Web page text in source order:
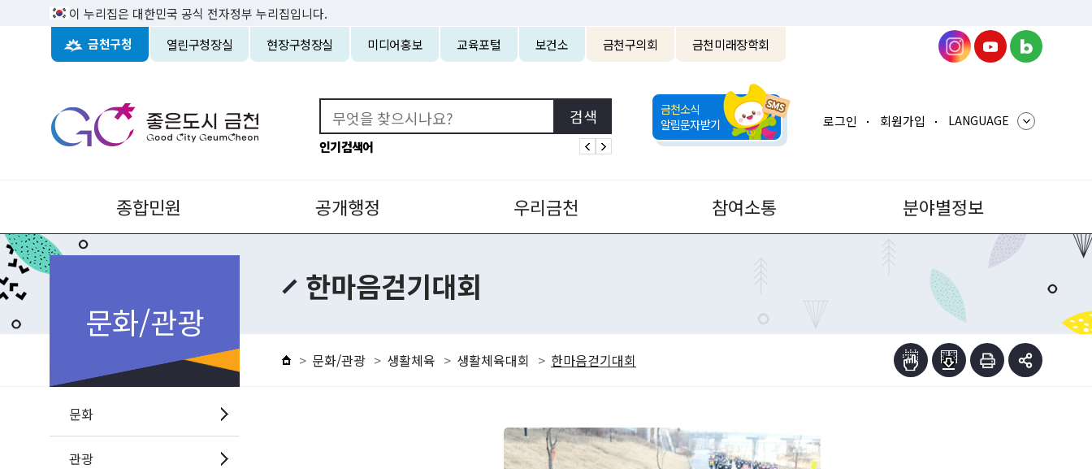
이 누리집은 대한민국 공식 전자정부 누리집입니다.
금천구청 열린구청장실 현장구청장실 미디어홍보 교육포털 보건소 금천구의회 금천미래장학회
인기검색어
금천소식
알림문자받기
로그인 회원가입 LANGUAGE
종합민원 공개행정 우리금천 참여소통 분야별정보
문화/관광
문화
관광
한마음걷기대회
문화/관광 생활체육 생활체육대회 한마음걷기대회